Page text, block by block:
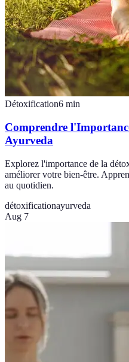
Détoxification6 min
Comprendre
Ayurveda
Explorez l'importance de la
améliorer votre bien-être.
au quotidien.
détoxificationayurveda
Aug 7